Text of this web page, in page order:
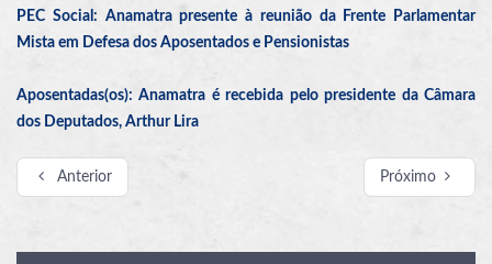
PEC Social: Anamatra presente à reunião da Frente Parlamentar
Mista em Defesa dos Aposentados e Pensionistas
Aposentadas(os): Anamatra é recebida pelo presidente da Câmara
dos Deputados, Arthur Lira
Anterior Próximo